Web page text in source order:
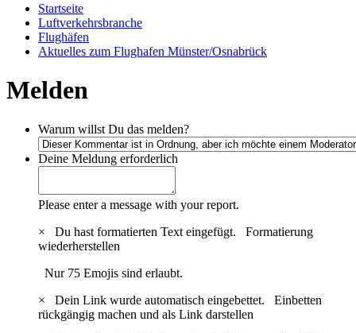
Startseite
Luftverkehrsbranche
Flughäfen
Aktuelles zum Flughafen Münster/Osnabrück
Melden
Warum willst Du das melden?
Deine Meldung erforderlich
Please enter a message with your report.
×
Du hast formatierten Text eingefügt. Formatierung
wiederherstellen
Nur 75 Emojis sind erlaubt.
×
Dein Link wurde automatisch eingebettet. Einbetten
rückgängig machen und als Link darstellen